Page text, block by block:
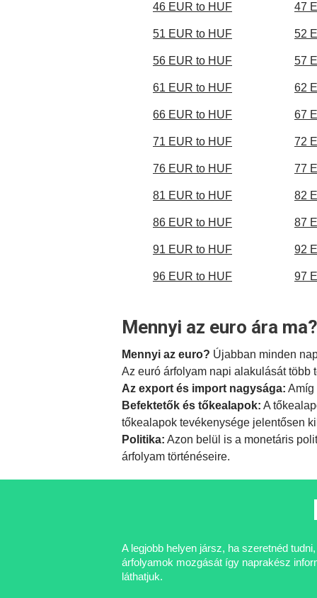
46 EUR to HUF 47
51 EUR to HUF 52
56 EUR to HUF 57
61 EUR to HUF 62
66 EUR to HUF 67
71 EUR to HUF 72
76 EUR to HUF 77
81 EUR to HUF 82
86 EUR to HUF 87
91 EUR to HUF 92
96 EUR to HUF 97
Mennyi az euro ára
Mennyi az euro? Újabban minden
Az euró árfolyam napi alakulását több
Az export és import nagysága: Amíg
Befektetők és tőkealapok: A
tőkealapok tevékenysége jelentősen
Politika: Azon belül is a monetáris
árfolyam történéseire.
A legjobb helyen jársz, ha szeretnéd
árfolyamok mozgását így naprakész
láthatjuk.